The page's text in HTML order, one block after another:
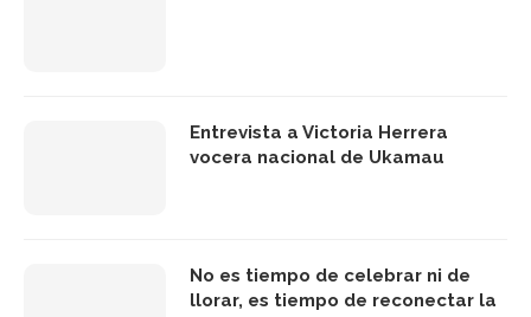
Entrevista a Victoria Herrera
vocera nacional de Ukamau
No es tiempo de celebrar ni de
llorar, es tiempo de reconectar la